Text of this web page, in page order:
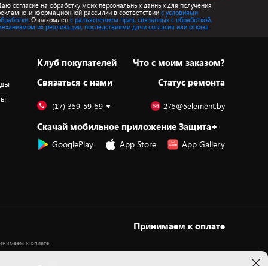
согласие на обработку моих персональных данных для получения
информационной рассылки в соответствиис условиями
Ознакомлен с разъяснением прав, связанных с обработкой,
их реализации, последствиями дачи согласия или отказа.
Клуб покупателей
Cвязаться с нами
Что с моим заказом?
Статус ремонта
(17) 359-59-59 275@5element.by
Скачай мобильное приложение Защита+
GooglePlay App Store App Gallery
Принимаем к оплате